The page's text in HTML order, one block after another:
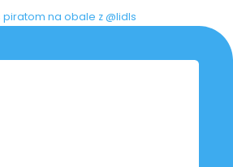
na obale z @lidls